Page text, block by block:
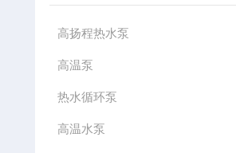
高扬程热水泵
高温泵
热水循环泵
高温水泵